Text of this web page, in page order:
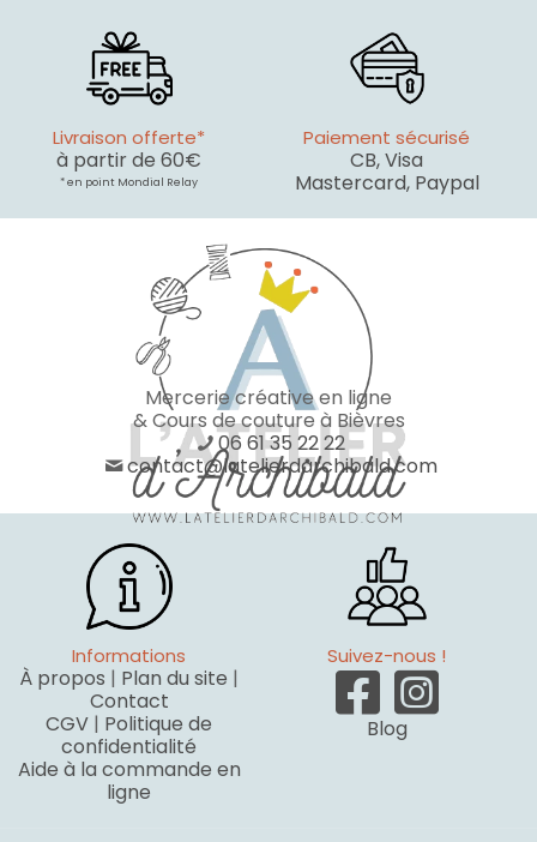
Livraison offerte*
à partir de 60€
* en point Mondial Relay
Paiement sécurisé
CB, Visa
Mastercard, Paypal
Mercerie créative en ligne
& Cours de couture à Bièvres
06 61 35 22 22
contact@latelierdarchibald.com
Informations
À propos | Plan du site |
Contact
CGV | Politique de
confidentialité
Aide à la commande en
ligne
Suivez-nous !
Blog